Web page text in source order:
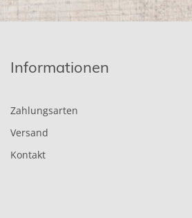
Informationen
Zahlungsarten
Versand
Kontakt